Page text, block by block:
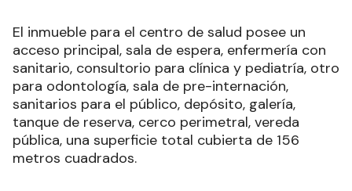
El inmueble para el centro de salud posee un
acceso principal, sala de espera, enfermería con
sanitario, consultorio para clínica y pediatría, otro
para odontología, sala de pre-internación,
sanitarios para el público, depósito, galería,
tanque de reserva, cerco perimetral, vereda
pública, una superficie total cubierta de 156
metros cuadrados.